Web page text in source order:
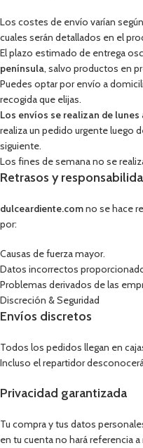
Los costes de envío varían
cuales serán detallados en el
El plazo estimado de entrega
península, salvo productos en
Puedes optar por envío a
recogida que elijas.
Los envíos se realizan de
realiza un pedido urgente luego
siguiente.
Los fines de semana no se
Retrasos y
dulceardiente.comno se hace
por:
Causas de fuerza mayor.
Datos incorrectos
Problemas derivados de las
Discreción & Seguridad
Envíos discretos
Todos los pedidos llegan en
Incluso el repartidor
Privacidad garantizada
Tu compra y tus datos
en tu cuenta no hará referencia